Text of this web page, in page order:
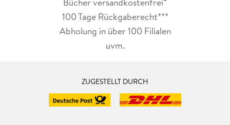
100 Tage Rückgaberecht***
Abholung in über 100 Filialen
uvm.
ZUGESTELLT DURCH